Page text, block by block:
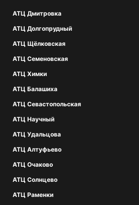
АТЦ Дмитровка
АТЦ Долгопрудный
АТЦ Щёлковская
АТЦ Семеновская
АТЦ Химки
АТЦ Балашиха
АТЦ Севастопольская
АТЦ Научный
АТЦ Удальцова
АТЦ Алтуфьево
АТЦ Очаково
АТЦ Солнцево
АТЦ Раменки